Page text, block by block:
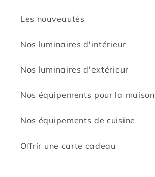
Les nouveautés
Nos luminaires d'intérieur
Nos luminaires d'extérieur
Nos équipements pour la maison
Nos équipements de cuisine
Offrir une carte cadeau